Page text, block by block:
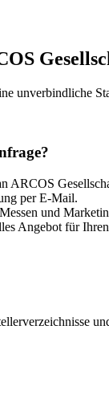
unverbindliche
ARCOS
per E-Mail.
und
Angebot für